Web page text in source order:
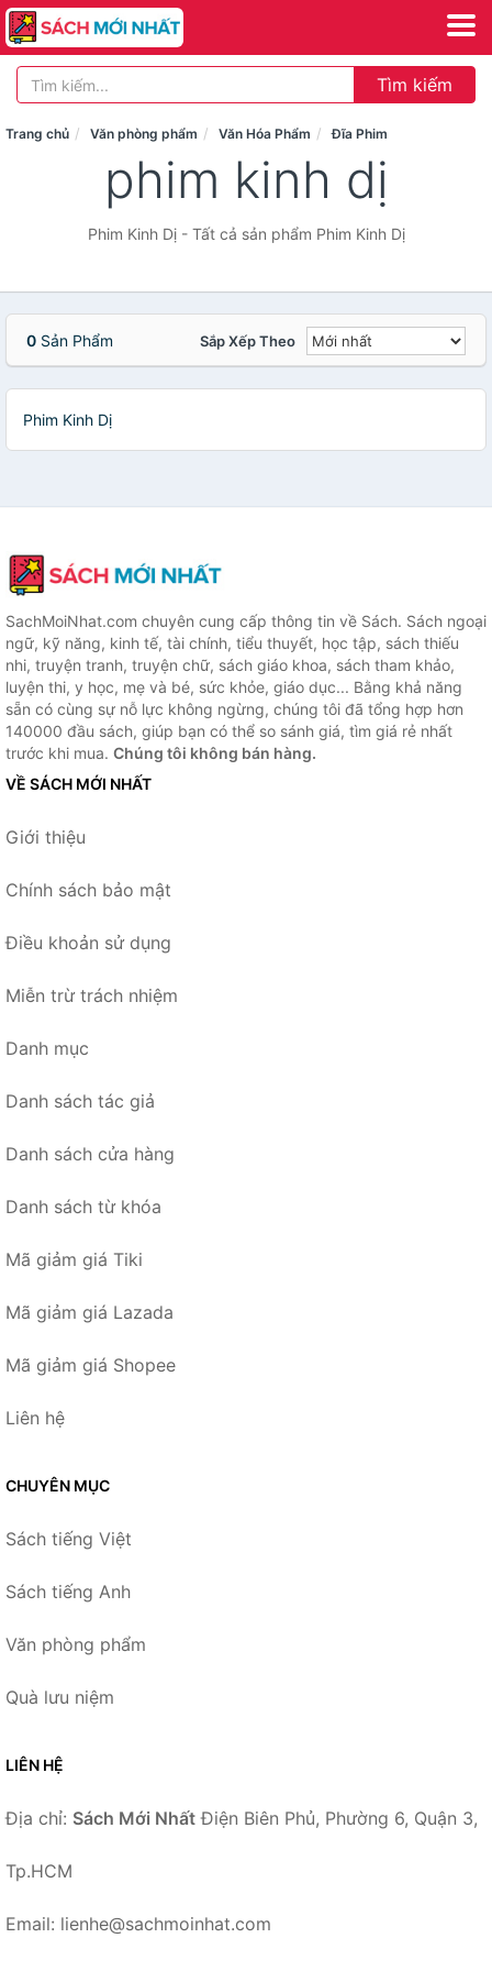
Tìm kiếm
Trang chủ Văn phòng phẩm Văn Hóa Phẩm Đĩa Phim
phim kinh dị
Phim Kinh Dị - Tất cả sản phẩm Phim Kinh Dị
0 Sản Phẩm Sắp Xếp Theo
Phim Kinh Dị
SachMoiNhat.com chuyên cung cấp thông tin về Sách. Sách ngoại
ngữ, kỹ năng, kinh tế, tài chính, tiểu thuyết, học tập, sách thiếu
nhi, truyện tranh, truyện chữ, sách giáo khoa, sách tham khảo,
luyện thi, y học, mẹ và bé, sức khỏe, giáo dục... Bằng khả năng
sẵn có cùng sự nỗ lực không ngừng, chúng tôi đã tổng hợp hơn
140000 đầu sách, giúp bạn có thể so sánh giá, tìm giá rẻ nhất
trước khi mua. Chúng tôi không bán hàng.
VỀ SÁCH MỚI NHẤT
Giới thiệu
Chính sách bảo mật
Điều khoản sử dụng
Miễn trừ trách nhiệm
Danh mục
Danh sách tác giả
Danh sách cửa hàng
Danh sách từ khóa
Mã giảm giá Tiki
Mã giảm giá Lazada
Mã giảm giá Shopee
Liên hệ
CHUYÊN MỤC
Sách tiếng Việt
Sách tiếng Anh
Văn phòng phẩm
Quà lưu niệm
LIÊN HỆ
Địa chỉ: Sách Mới Nhất Điện Biên Phủ, Phường 6, Quận 3,
Tp.HCM
Email: lienhe@sachmoinhat.com